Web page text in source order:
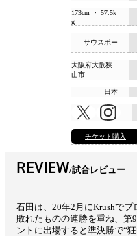
173cm ・ 57.5k
g
サウスポー
大阪府大阪狭
山市
日本
チケット購入
REVIEW 試合レビュー
石田は、20年2月にKrushで
敗れたものの連勝を重ね、第
ントに出場すると準決勝で“